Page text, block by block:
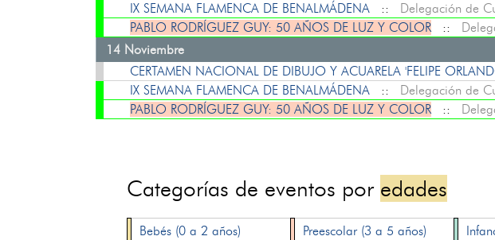
IX SEMANA FLAMENCA DE BENALMÁDENA
:: Delegación de
PABLO RODRÍGUEZ GUY: 50 AÑOS DE LUZ Y COLOR::
14 Noviembre
CERTAMEN NACIONAL DE DIBUJO Y ACUARELA 'FELIPE
IX SEMANA FLAMENCA DE BENALMÁDENA
:: Delegación de
PABLO RODRÍGUEZ GUY: 50 AÑOS DE LUZ Y COLOR::
Categorías de eventos por edades
Bebés (0 a 2 años) Preescolar (3 a 5 años)